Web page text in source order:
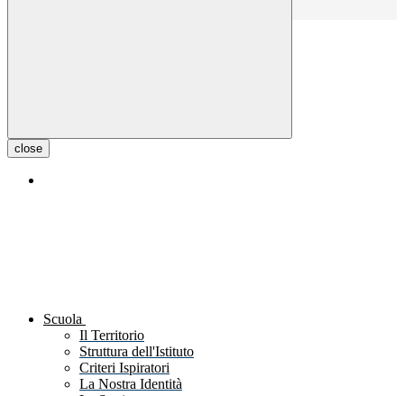
close
Scuola
Il Territorio
Struttura dell'Istituto
Criteri Ispiratori
La Nostra Identità